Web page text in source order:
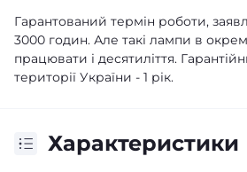
Гарантований термін роботи,
3000 годин. Але такі лампи в
працювати і десятиліття.
території України - 1 рік.
Характеристики